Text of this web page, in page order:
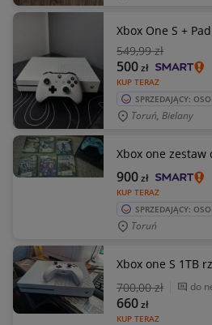
Xbox One S +
549,99 zł
KUP TERAZ
500zł
SPRZEDAJĄCY:
Toruń, Bielany
Xbox one zestaw
KUP TERAZ
900zł
SPRZEDAJĄCY:
Toruń
Xbox one S 1TB
700,00 zł do
KUP TERAZ
660zł